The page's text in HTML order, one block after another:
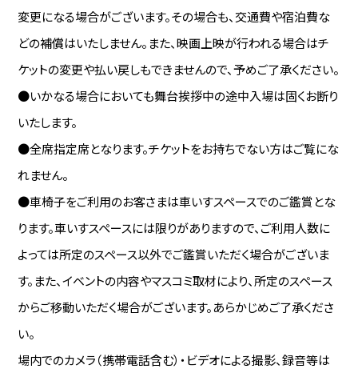
変更になる場合がございます。その場合も、交通費や宿泊費な
どの補償はいたしません。また、映画上映が行われる場合はチ
ケットの変更や払い戻しもできませんので、予めご了承ください。
●いかなる場合においても舞台挨拶中の途中入場は固くお断り
いたします。
●全席指定席となります。チケットをお持ちでない方はご覧にな
れません。
●車椅子をご利用のお客さまは車いすスペースでのご鑑賞とな
ります。車いすスペースには限りがありますので、ご利用人数に
よっては所定のスペース以外でご鑑賞いただく場合がございま
す。また、イベントの内容やマスコミ取材により、所定のスペース
からご移動いただく場合がございます。あらかじめご了承くださ
い。
場内でのカメラ（携帯電話含む）・ビデオによる撮影、録音等は